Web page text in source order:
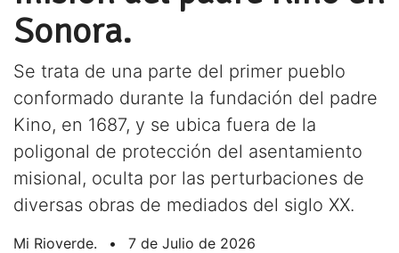
Sonora.
Se trata de una parte del primer pueblo
conformado durante la fundación del padre
Kino, en 1687, y se ubica fuera de la
poligonal de protección del asentamiento
misional, oculta por las perturbaciones de
diversas obras de mediados del siglo XX.
Mi Rioverde. • 7 de Julio de 2026